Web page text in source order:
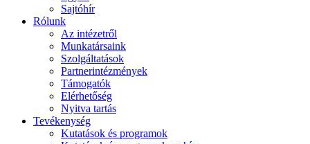
Sajtóhír
Rólunk
Az intézetről
Munkatársaink
Szolgáltatások
Partnerintézmények
Támogatók
Elérhetőség
Nyitva tartás
Tevékenység
Kutatások és programok